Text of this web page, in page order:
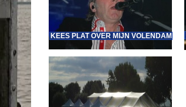
KEES PLAT OVER MIJN VOLENDAM